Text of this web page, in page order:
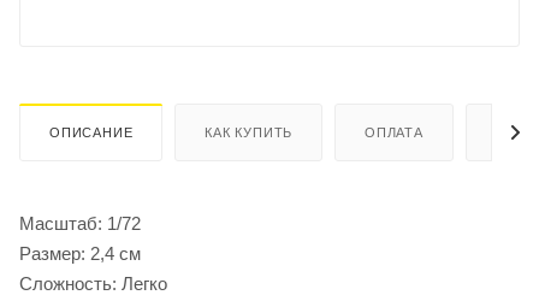
ОПИСАНИЕ КАК КУПИТЬ ОПЛАТА
Масштаб: 1/72
Размер: 2,4 см
Сложность: Легко